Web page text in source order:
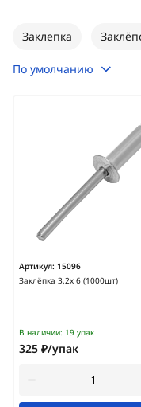
Заклепка
По умолчанию
Артикул: 15096
Заклёпка 3,2х 6 (1000шт)
В наличии: 19 упак
325 ₽/упак